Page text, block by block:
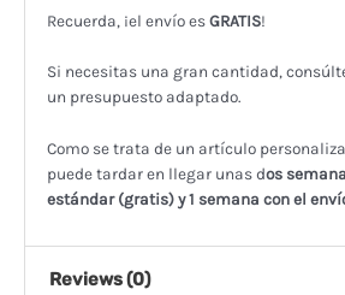
Recuerda, ¡el envío esGRATIS!
Si necesitas una gran cantidad,
un presupuesto adaptado.
Como se trata de un artículo
puede tardar en llegar unas dos
estándar (gratis) y 1 semana con el
Reviews (0)